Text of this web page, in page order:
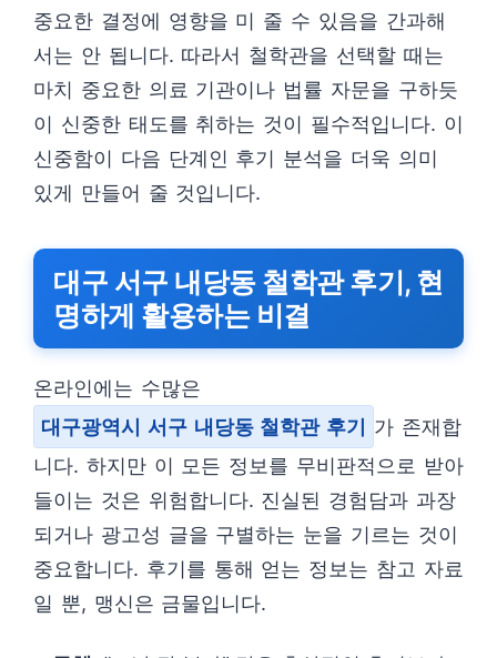
중요한 결정에 영향을 미 줄 수 있음을 간과해
서는 안 됩니다. 따라서 철학관을 선택할 때는
마치 중요한 의료 기관이나 법률 자문을 구하듯
이 신중한 태도를 취하는 것이 필수적입니다. 이
신중함이 다음 단계인 후기 분석을 더욱 의미
있게 만들어 줄 것입니다.
대구 서구 내당동 철학관 후기, 현
명하게 활용하는 비결
온라인에는 수많은
대구광역시 서구 내당동 철학관 후기
가 존재합
니다. 하지만 이 모든 정보를 무비판적으로 받아
들이는 것은 위험합니다. 진실된 경험담과 과장
되거나 광고성 글을 구별하는 눈을 기르는 것이
중요합니다. 후기를 통해 얻는 정보는 참고 자료
일 뿐, 맹신은 금물입니다.